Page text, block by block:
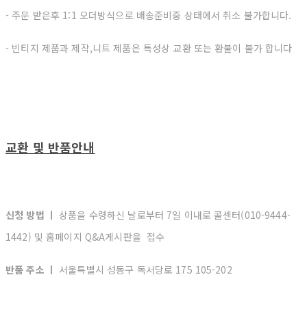
- 주문 받은후 1:1 오더방식으로 배송준비중 상태에서 취소 불가합니다.
- 빈티지 제품과 제작,니트 제품은 특성상 교환 또는 환불이 불가 합니다
교환 및 반품안내
신청 방법 ㅣ상품을 수령하신 날로부터 7일 이내로 콜센터(010-9444-
1442) 및 홈페이지 Q&A게시판을 접수
반품 주소 ㅣ 서울특별시 성동구 독서당로 175 105-202